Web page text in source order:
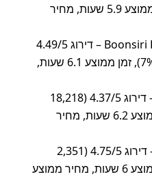
ביקורות, ~84%), זמן ממוצע 5.9 שעות, מחיר
Boonsiri High Speed Ferries – דירוג 4.49/5
(126,563 ביקורות, ~7%), זמן ממוצע 6.1 שעות,
35 Group Pattaya – דירוג 4.37/5 (18,218
ביקורות, ~5%), זמן ממוצע 6.2 שעות, מחיר
Andaman Shuttle – דירוג 4.75/5 (2,351
ביקורות, ~3%), זמן ממוצע 6 שעות, מחיר ממוצע